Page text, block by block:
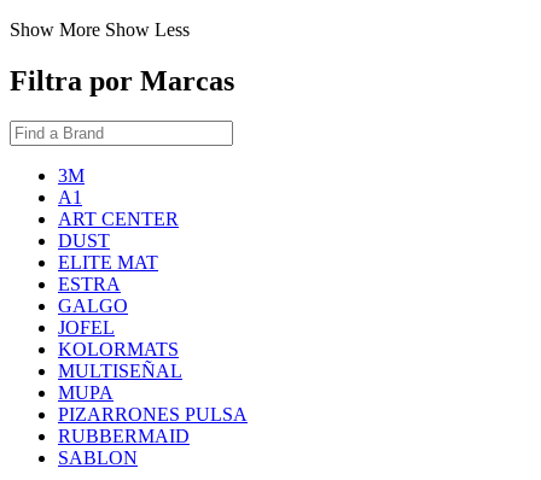
Show More Show Less
Filtra por Marcas
3M
A1
ART CENTER
DUST
ELITE MAT
ESTRA
GALGO
JOFEL
KOLORMATS
MULTISEÑAL
MUPA
PIZARRONES PULSA
RUBBERMAID
SABLON